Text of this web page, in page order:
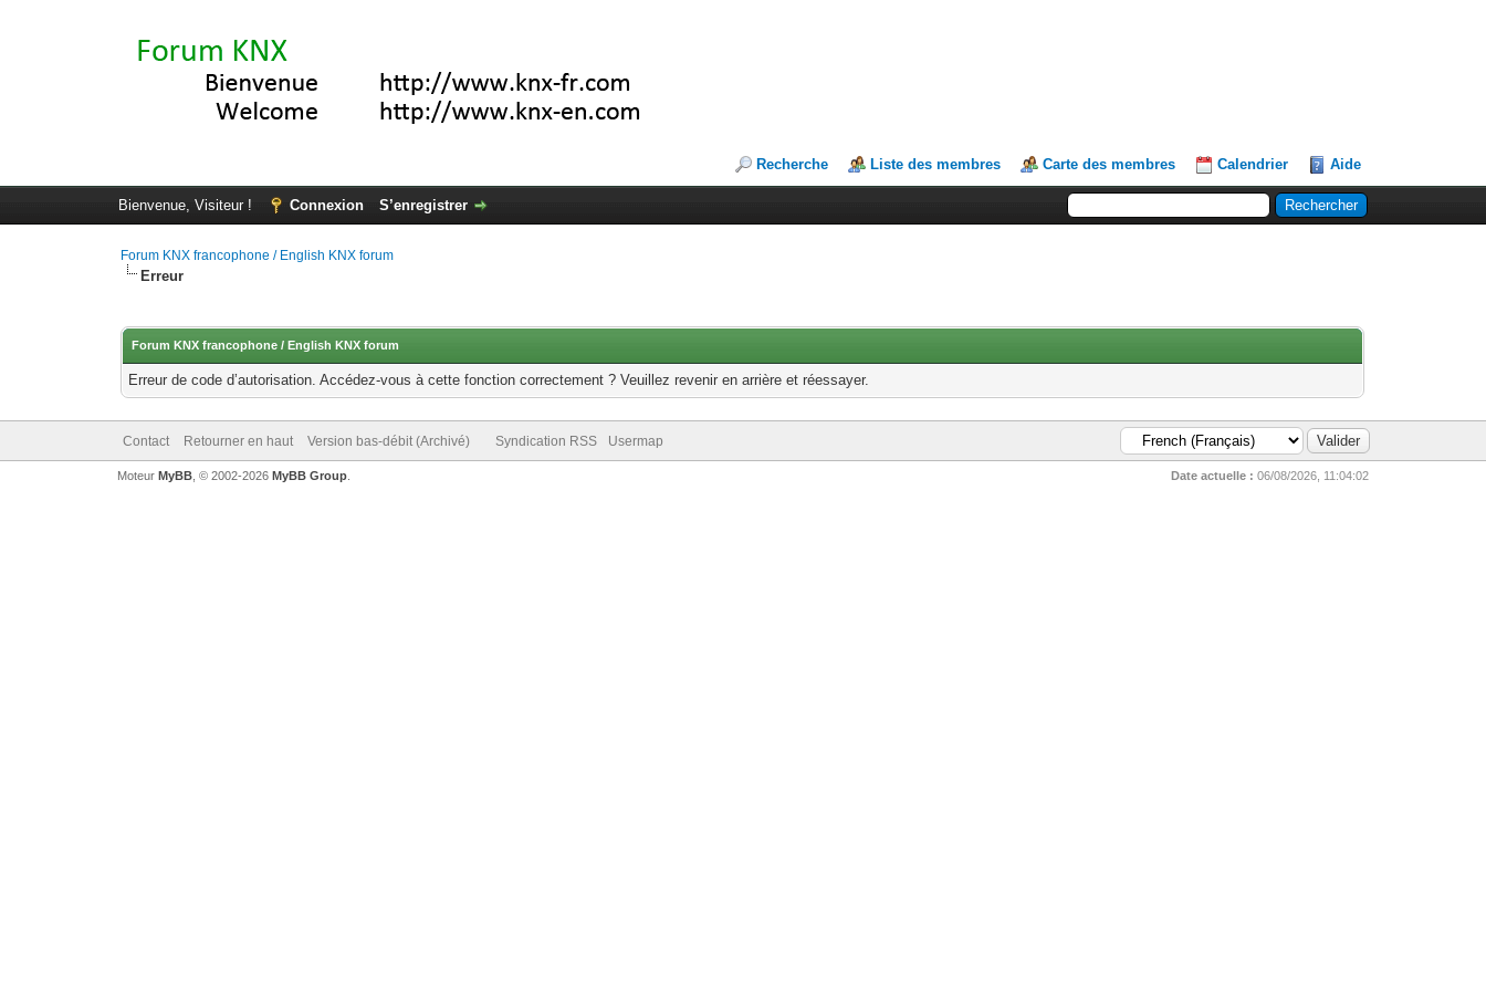
Recherche Liste des membres Carte des membres Calendrier Aide
Bienvenue, Visiteur ! Connexion S’enregistrer
Forum KNX francophone / English KNX forum
Erreur
Forum KNX francophone / English KNX forum
Erreur de code d’autorisation. Accédez-vous à cette fonction correctement ? Veuillez revenir en arrière et réessayer.
Contact Retourner en haut Version bas-débit (Archivé) Syndication RSS Usermap
Date actuelle : 06/08/2026, 11:04:02
Moteur MyBB, © 2002-2026 MyBB Group.